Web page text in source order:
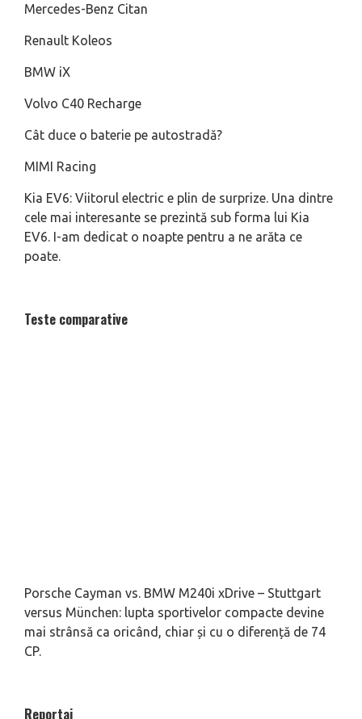
Mercedes-Benz Citan
Renault Koleos
BMW iX
Volvo C40 Recharge
Cât duce o baterie pe autostradă?
MIMI Racing
Kia EV6: Viitorul electric e plin de surprize. Una dintre
cele mai interesante se prezintă sub forma lui Kia
EV6. I-am dedicat o noapte pentru a ne arăta ce
poate.
Teste comparative
Porsche Cayman vs. BMW M240i xDrive – Stuttgart
versus München: lupta sportivelor compacte devine
mai strânsă ca oricând, chiar și cu o diferență de 74
CP.
Reportaj